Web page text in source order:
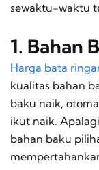
sewaktu-waktu
1. Bahan
Harga bata
kualitas bahan
baku naik,
ikut naik.
bahan baku